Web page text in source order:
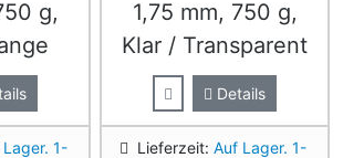
g,
1-
1,75 mm, 750 g,
Klar / Transparent
Details
Lieferzeit: Auf Lager. 1-